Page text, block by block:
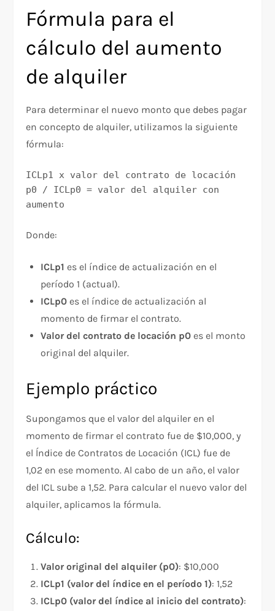
Fórmula para el
cálculo del aumento
de alquiler
Para determinar el nuevo monto que debes pagar
en concepto de alquiler, utilizamos la siguiente
fórmula:
ICLp1 x valor del contrato de locación
p0 / ICLp0 = valor del alquiler con
aumento
Donde:
ICLp1 es el índice de actualización en el
período 1 (actual).
ICLp0 es el índice de actualización al
momento de firmar el contrato.
Valor del contrato de locación p0 es el monto
original del alquiler.
Ejemplo práctico
Supongamos que el valor del alquiler en el
momento de firmar el contrato fue de $10,000, y
el Índice de Contratos de Locación (ICL) fue de
1,02 en ese momento. Al cabo de un año, el valor
del ICL sube a 1,52. Para calcular el nuevo valor del
alquiler, aplicamos la fórmula.
Cálculo:
Valor original del alquiler (p0): $10,000
ICLp1 (valor del índice en el período 1): 1,52
ICLp0 (valor del índice al inicio del contrato):